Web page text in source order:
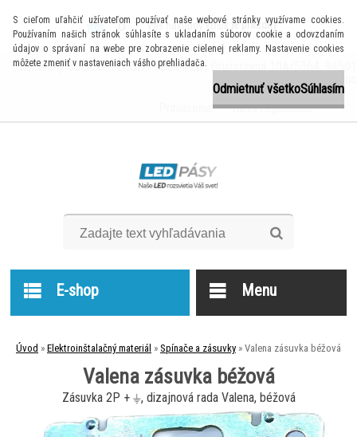
S cieľom uľahčiť užívateľom používať naše webové stránky využívame cookies.
Používaním našich stránok súhlasíte s ukladaním súborov cookie a odovzdaním
údajov o správaní na webe pre zobrazenie cielenej reklamy. Nastavenie cookies
môžete zmeniť v nastaveniach vášho prehliadača.
Odmietnuť všetkoSúhlasím
Kamenný obchod: ELCONT spol. s r.o., Družstevná 10A/5564, 94501
Komárno
Nová registrácia
0 Váš nákupný košík je prázdny
E-shop Menu
Úvod » Elektroinštalačný materiál » Spínače a zásuvky » Valena zásuvka béžová
Valena zásuvka béžová
Zásuvka 2P + ⏚, dizajnová rada Valena, béžová